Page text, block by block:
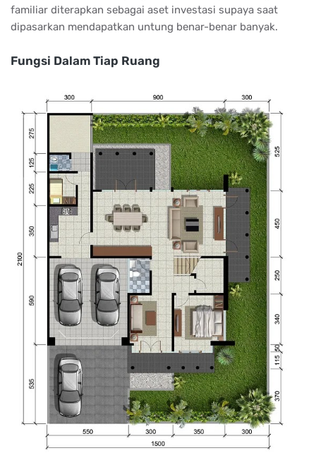
familiar diterapkan sebagai aset investasi supaya saat
dipasarkan mendapatkan untung benar-benar banyak.
Fungsi Dalam Tiap Ruang